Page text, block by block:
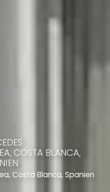
COSTA BLANCA,
Costa Blanca, Spanien